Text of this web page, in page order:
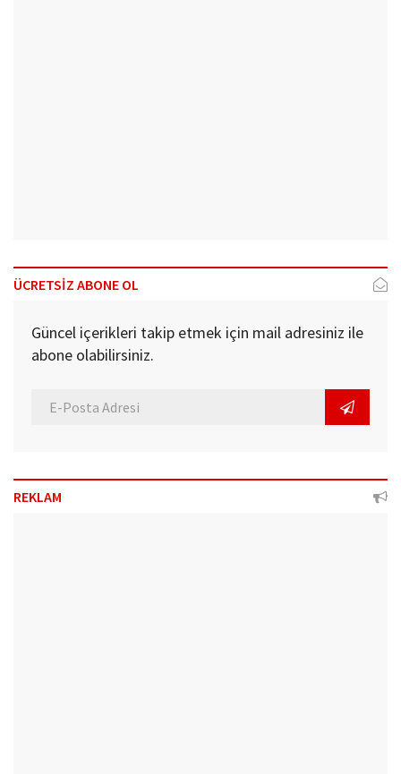
ÜCRETSİZ ABONE OL
Güncel içerikleri takip etmek için mail adresiniz ile
abone olabilirsiniz.
REKLAM